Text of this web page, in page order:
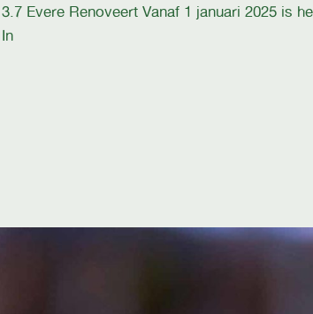
Evere Renoveert Vanaf 1 januari 2025 is